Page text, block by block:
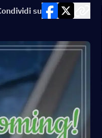
su